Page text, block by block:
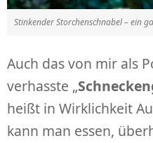
Stinkender Storchenschnabel – ein
Auch das von mir als
verhasste „
heißt in Wirklichkeit
kann man essen,